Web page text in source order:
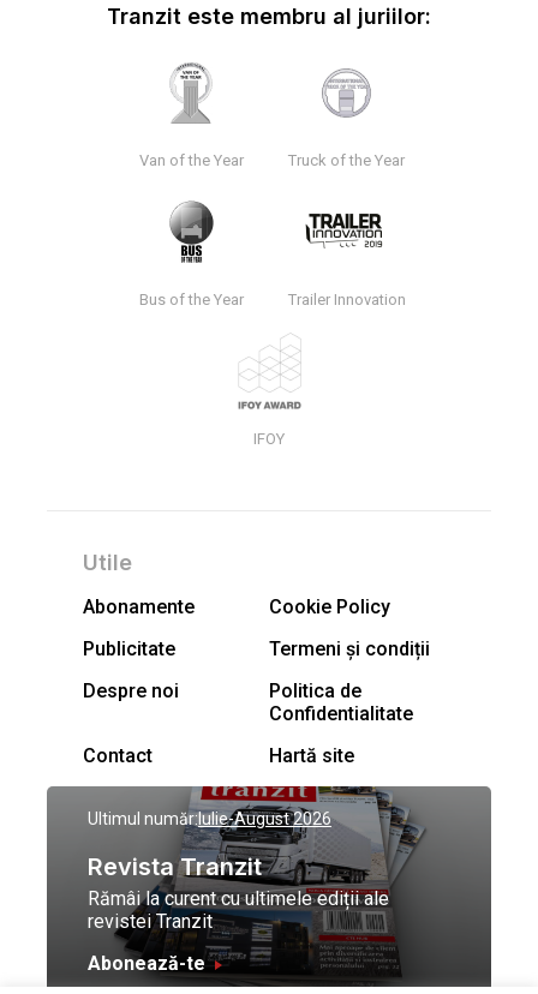
Tranzit este membru al juriilor:
Van of the Year Truck of the Year
Bus of the Year Trailer Innovation
IFOY
Utile
Abonamente
Cookie Policy
Publicitate
Termeni și condiții
Despre noi
Politica de
Confidentialitate
Contact
Hartă site
Ultimul număr:Iulie-August 2026
Revista Tranzit
Rămâi la curent cu ultimele ediții ale
revistei Tranzit
Abonează-te